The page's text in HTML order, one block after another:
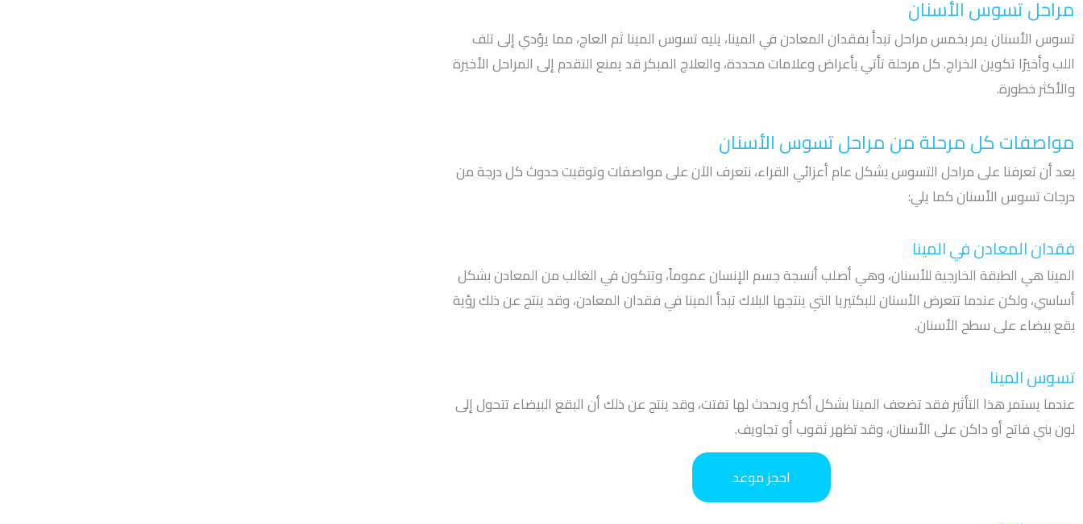
مراحل تسوس الأسنان
تسوس الأسنان يمر بخمس مراحل تبدأ بفقدان المعادن في المينا، يليه تسوس المينا ثم العاج، مما يؤدي إلى تلف
اللب وأخيرًا تكوين الخراج. كل مرحلة تأتي بأعراض وعلامات محددة، والعلاج المبكر قد يمنع التقدم إلى المراحل الأخيرة
والأكثر خطورة.
مواصفات كل مرحلة من مراحل تسوس الأسنان
بعد أن تعرفنا على مراحل التسوس بشكل عام أعزائي القراء، نتعرف الآن على مواصفات وتوقيت حدوث كل درجة من
درجات تسوس الأسنان كما يلي:
فقدان المعادن في المينا
المينا هي الطبقة الخارجية للأسنان، وهي أصلب أنسجة جسم الإنسان عموماً، وتتكون في الغالب من المعادن بشكل
أساسي، ولكن عندما تتعرض الأسنان للبكتيريا التي ينتجها البلاك تبدأ المينا في فقدان المعادن، وقد ينتج عن ذلك رؤية
بقع بيضاء على سطح الأسنان.
تسوس المينا
عندما يستمر هذا التأثير فقد تضعف المينا بشكل أكبر ويحدث لها تفتت، وقد ينتج عن ذلك أن البقع البيضاء تتحول إلى
لون بني فاتح أو داكن على الأسنان، وقد تظهر ثقوب أو تجاويف.
احجز موعد